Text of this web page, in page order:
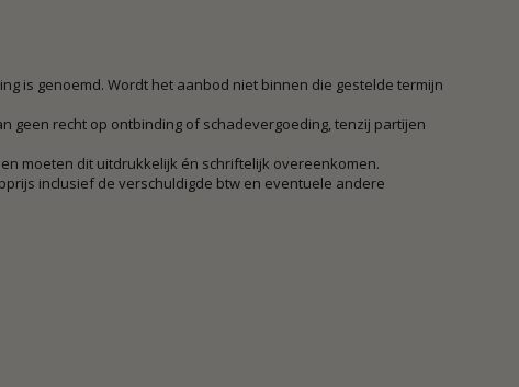
is genoemd. Wordt het aanbod niet binnen die gestelde termijn
geen recht op ontbinding of schadevergoeding, tenzij partijen
moeten dit uitdrukkelijk én schriftelijk overeenkomen.
inclusief de verschuldigde btw en eventuele andere